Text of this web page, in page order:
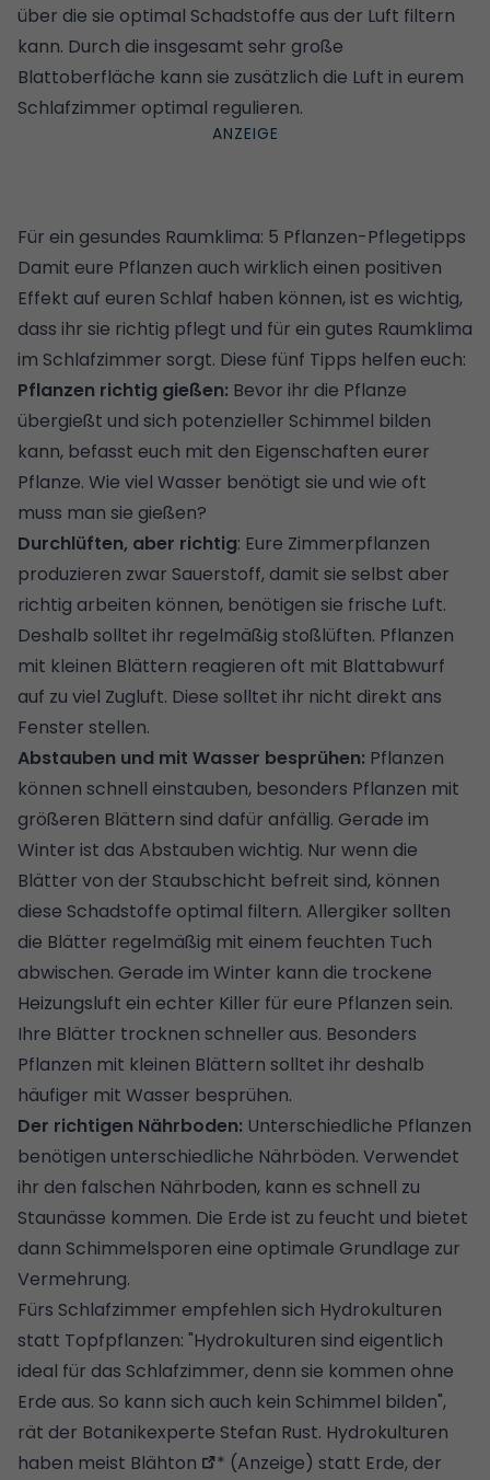
über die sie optimal Schadstoffe aus der Luft filtern
kann. Durch die insgesamt sehr große
Blattoberfläche kann sie zusätzlich die Luft in eurem
Schlafzimmer optimal regulieren.
Für ein gesundes Raumklima: 5 Pflanzen-Pflegetipps
Damit eure Pflanzen auch wirklich einen positiven
Effekt auf euren Schlaf haben können, ist es wichtig,
dass ihr sie richtig pflegt und für ein gutes Raumklima
im Schlafzimmer sorgt. Diese fünf Tipps helfen euch:
Pflanzen richtig gießen: Bevor ihr die Pflanze
übergießt und sich potenzieller Schimmel bilden
kann, befasst euch mit den Eigenschaften eurer
Pflanze. Wie viel Wasser benötigt sie und wie oft
muss man sie gießen?
Durchlüften, aber richtig: Eure Zimmerpflanzen
produzieren zwar Sauerstoff, damit sie selbst aber
richtig arbeiten können, benötigen sie frische Luft.
Deshalb solltet ihr regelmäßig stoßlüften. Pflanzen
mit kleinen Blättern reagieren oft mit Blattabwurf
auf zu viel Zugluft. Diese solltet ihr nicht direkt ans
Fenster stellen.
Abstauben und mit Wasser besprühen: Pflanzen
können schnell einstauben, besonders Pflanzen mit
größeren Blättern sind dafür anfällig. Gerade im
Winter ist das Abstauben wichtig. Nur wenn die
Blätter von der Staubschicht befreit sind, können
diese Schadstoffe optimal filtern. Allergiker sollten
die Blätter regelmäßig mit einem feuchten Tuch
abwischen. Gerade im Winter kann die trockene
Heizungsluft ein echter Killer für eure Pflanzen sein.
Ihre Blätter trocknen schneller aus. Besonders
Pflanzen mit kleinen Blättern solltet ihr deshalb
häufiger mit Wasser besprühen.
Der richtigen Nährboden: Unterschiedliche Pflanzen
benötigen unterschiedliche Nährböden. Verwendet
ihr den falschen Nährboden, kann es schnell zu
Staunässe kommen. Die Erde ist zu feucht und bietet
dann Schimmelsporen eine optimale Grundlage zur
Vermehrung.
Fürs Schlafzimmer empfehlen sich Hydrokulturen
statt Topfpflanzen: "Hydrokulturen sind eigentlich
ideal für das Schlafzimmer, denn sie kommen ohne
Erde aus. So kann sich auch kein Schimmel bilden",
rät der Botanikexperte Stefan Rust. Hydrokulturen
haben meist Blähton
* (Anzeige) statt Erde, der